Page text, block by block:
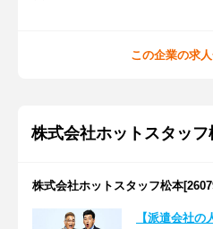
この企業の求
株式会社ホットスタッフ
株式会社ホットスタッフ松本
【派遣会社